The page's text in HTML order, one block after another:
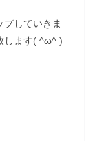
していきま
します( ^ω^ )